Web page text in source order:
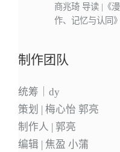
商兆琦 导读 |《
作、记忆与认同
制作团队
统筹｜dy
策划 | 梅心怡 郭亮
制作人 | 郭亮
编辑 | 焦盈 小蒲